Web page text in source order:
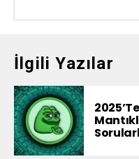
İlgili Yazılar